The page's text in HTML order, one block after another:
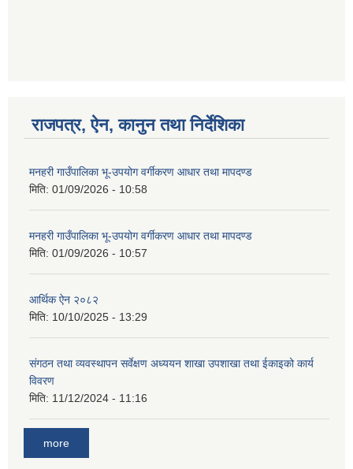
राजपत्र, ऐन, कानुन तथा निर्देशिका
मनहरी गाउँपालिका भू-उपयोग वर्गीकरण आधार तथा मापदण्ड
मिति: 01/09/2026 - 10:58
मनहरी गाउँपालिका भू-उपयोग वर्गीकरण आधार तथा मापदण्ड
मिति: 01/09/2026 - 10:57
आर्थिक ऐन २०८२
मिति: 10/10/2025 - 13:29
संगठन तथा व्यवस्थापन सर्वेक्षण अध्ययन शाखा उपशाखा तथा ईकाइको कार्य
विवरण
मिति: 11/12/2024 - 11:16
more